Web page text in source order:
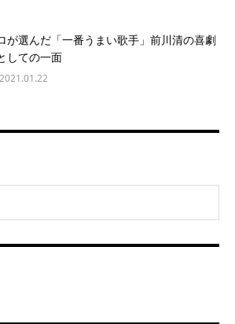
が選んだ「一番うまい歌手」前川清の喜劇
しての一面
2021.01.22